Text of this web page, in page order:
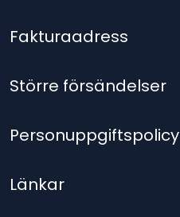
Fakturaadress
Större försändelser
Personuppgiftspolicy
Länkar